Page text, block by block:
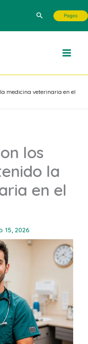
Buscar Pagos
medicina veterinaria en el
los
la
en el
15, 2026